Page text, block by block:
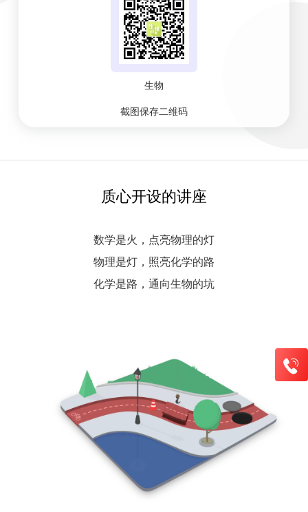
生物
截图保存二维码
质心开设的讲座
数学是火，点亮物理的灯
物理是灯，照亮化学的路
化学是路，通向生物的坑